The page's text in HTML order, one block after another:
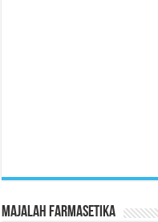
Majalah Farmasetika